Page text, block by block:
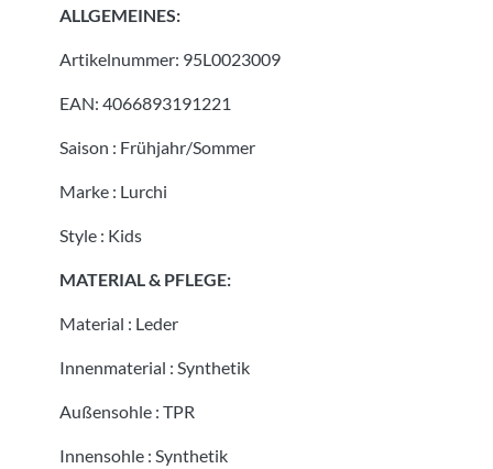
ALLGEMEINES:
Artikelnummer: 95L0023009
EAN: 4066893191221
Saison : Frühjahr/Sommer
Marke : Lurchi
Style : Kids
MATERIAL & PFLEGE:
Material : Leder
Innenmaterial : Synthetik
Außensohle : TPR
Innensohle : Synthetik